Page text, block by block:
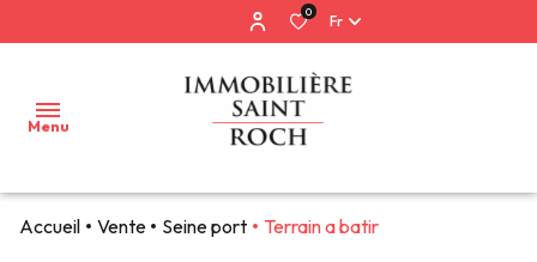
0
Fr
Menu
Accueil Vente Seine port Terrain a batir